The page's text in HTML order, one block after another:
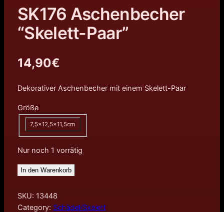
SK176 Aschenbecher
“Skelett-Paar”
14,90€
Dekorativer Aschenbecher mit einem Skelett-Paar
Größe
7,5×12,5×11,5cm
Nur noch 1 vorrätig
In den Warenkorb
SKU: 13448
Category: Schädel/Skelett